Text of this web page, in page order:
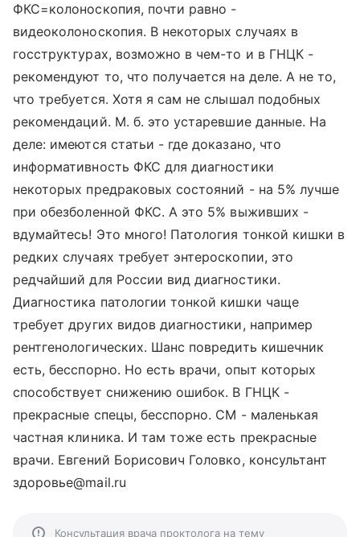
ФКС=колоноскопия, почти равно -
видеоколоноскопия. В некоторых случаях в
госструктурах, возможно в чем-то и в ГНЦК -
рекомендуют то, что получается на деле. А не то,
что требуется. Хотя я сам не слышал подобных
рекомендаций. М. б. это устаревшие данные. На
деле: имеются статьи - где доказано, что
информативность ФКС для диагностики
некоторых предраковых состояний - на 5% лучше
при обезболенной ФКС. А это 5% выживших -
вдумайтесь! Это много! Патология тонкой кишки в
редких случаях требует энтероскопии, это
редчайший для России вид диагностики.
Диагностика патологии тонкой кишки чаще
требует других видов диагностики, например
рентгенологических. Шанс повредить кишечник
есть, бесспорно. Но есть врачи, опыт которых
способствует снижению ошибок. В ГНЦК -
прекрасные спецы, бесспорно. СМ - маленькая
частная клиника. И там тоже есть прекрасные
врачи. Евгений Борисович Головко, консультант
здоровье@mail.ru
Консультация врача проктолога на тему